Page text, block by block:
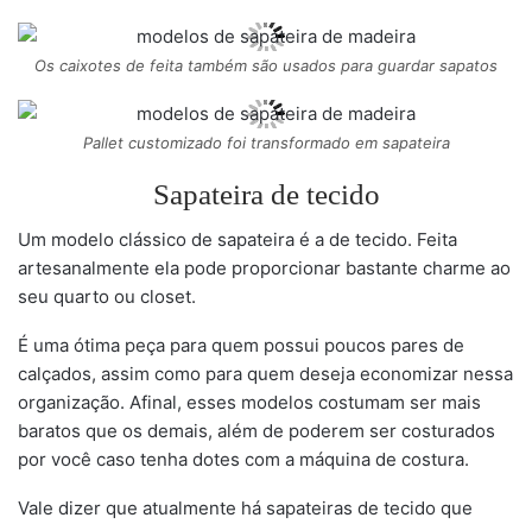
Os caixotes de feita também são usados para guardar sapatos
Pallet customizado foi transformado em sapateira
Sapateira de tecido
Um modelo clássico de sapateira é a de tecido. Feita
artesanalmente ela pode proporcionar bastante charme ao
seu quarto ou closet.
É uma ótima peça para quem possui poucos pares de
calçados, assim como para quem deseja economizar nessa
organização. Afinal, esses modelos costumam ser mais
baratos que os demais, além de poderem ser costurados
por você caso tenha dotes com a máquina de costura.
Vale dizer que atualmente há sapateiras de tecido que